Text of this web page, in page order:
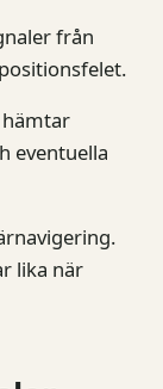
från
hämtar
eventuella
lika när